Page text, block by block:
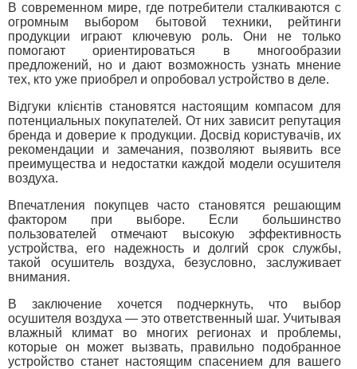
В современном мире, где потребители сталкиваются с
огромным выбором бытовой техники, рейтинги
продукции играют ключевую роль. Они не только
помогают ориентироваться в многообразии
предложений, но и дают возможность узнать мнение
тех, кто уже приобрел и опробовал устройство в деле.
Відгуки клієнтів становятся настоящим компасом для
потенциальных покупателей. От них зависит репутация
бренда и доверие к продукции. Досвід користувачів, их
рекомендации и замечания, позволяют выявить все
преимущества и недостатки каждой модели осушителя
воздуха.
Впечатления покупцев часто становятся решающим
фактором при выборе. Если большинство
пользователей отмечают высокую эффективность
устройства, его надежность и долгий срок службы,
такой осушитель воздуха, безусловно, заслуживает
внимания.
В заключение хочется подчеркнуть, что выбор
осушителя воздуха — это ответственный шаг. Учитывая
влажный климат во многих регионах и проблемы,
которые он может вызвать, правильно подобранное
устройство станет настоящим спасением для вашего